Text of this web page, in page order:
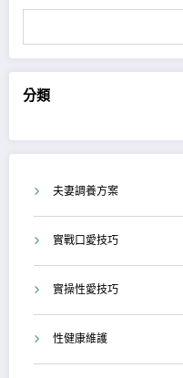
分類
夫妻調養方案
實戰口愛技巧
實操性愛技巧
性健康維護